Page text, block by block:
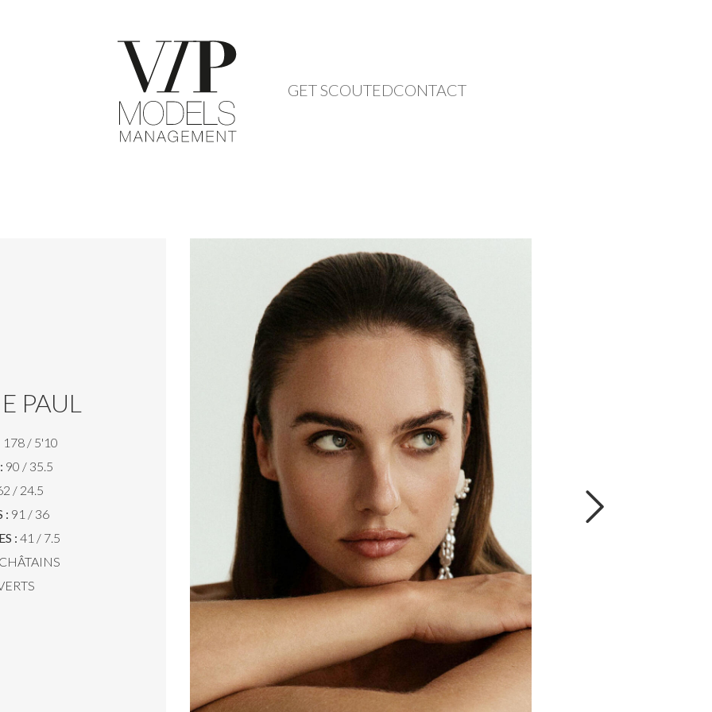
GET SCOUTEDCONTACT
PAUL
178 / 5'10
90 / 35.5
/ 24.5
: 91 / 36
: 41 / 7.5